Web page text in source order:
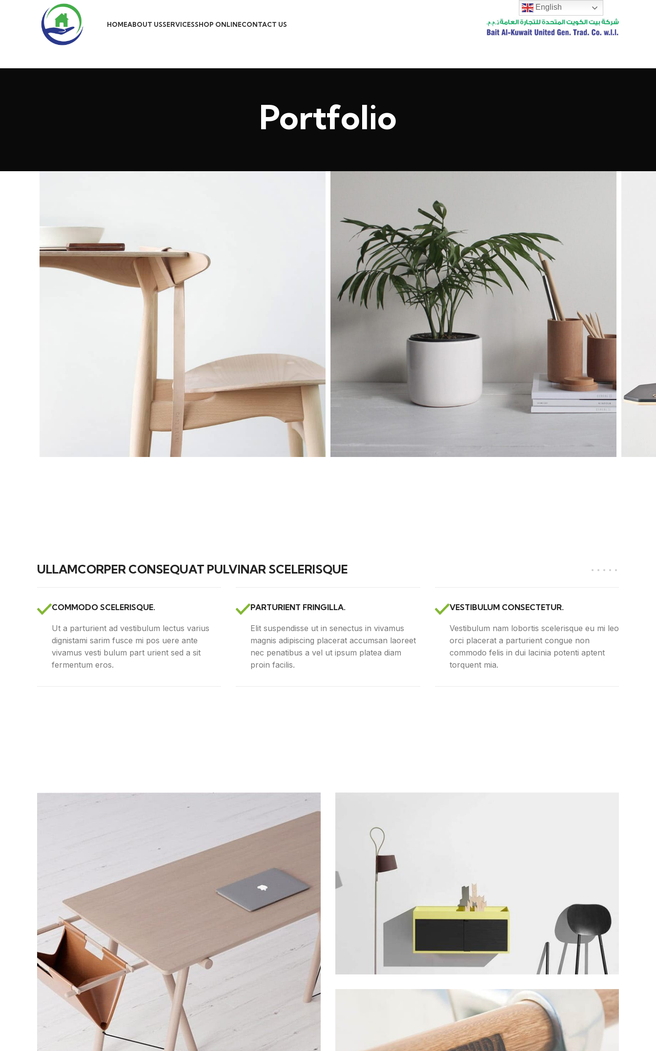
HOMEABOUT USSERVICESSHOP ONLINECONTACT US
Portfolio
ULLAMCORPER CONSEQUAT PULVINAR SCELERISQUE
COMMODO SCELERISQUE.
Ut a parturient ad vestibulum lectus varius
dignistami sarim fusce mi pos uere ante
vivamus vesti bulum part urient sed a sit
fermentum eros.
PARTURIENT FRINGILLA.
Elit suspendisse ut in senectus in vivamus
magnis adipiscing placerat accumsan laoreet
nec penatibus a vel ut ipsum platea diam
proin facilis.
VESTIBULUM CONSECTETUR.
Vestibulum nam lobortis scelerisque eu mi leo
orci placerat a parturient congue non
commodo felis in dui lacinia potenti aptent
torquent mia.
English